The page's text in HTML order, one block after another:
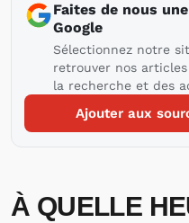
Faites de nous
Google
Sélectionnez notre
retrouver nos
la recherche et des
Ajouter aux
À QUELLE